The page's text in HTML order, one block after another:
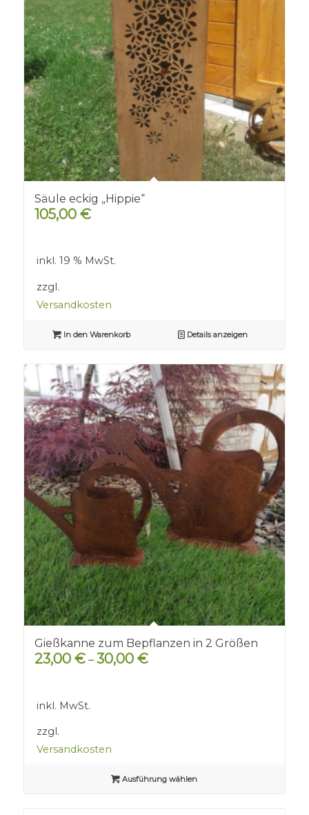
Säule eckig „Hippie“
105,00 €
inkl. 19 % MwSt.
zzgl.
Versandkosten
In den Warenkorb Details anzeigen
Gießkanne zum Bepflanzen in 2 Größen
23,00 €–30,00 €
inkl. MwSt.
zzgl.
Versandkosten
Ausführung wählen